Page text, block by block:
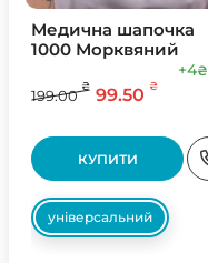
Медична шапочка
1000 Морквяний
199.00
₴ 99.50 ₴
+4₴
КУПИТИ
універсальний